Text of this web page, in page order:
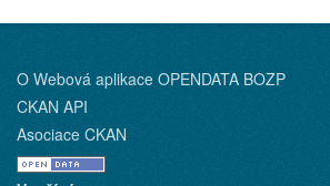
O Webová aplikace OPENDATA BOZP
CKAN API
Asociace CKAN